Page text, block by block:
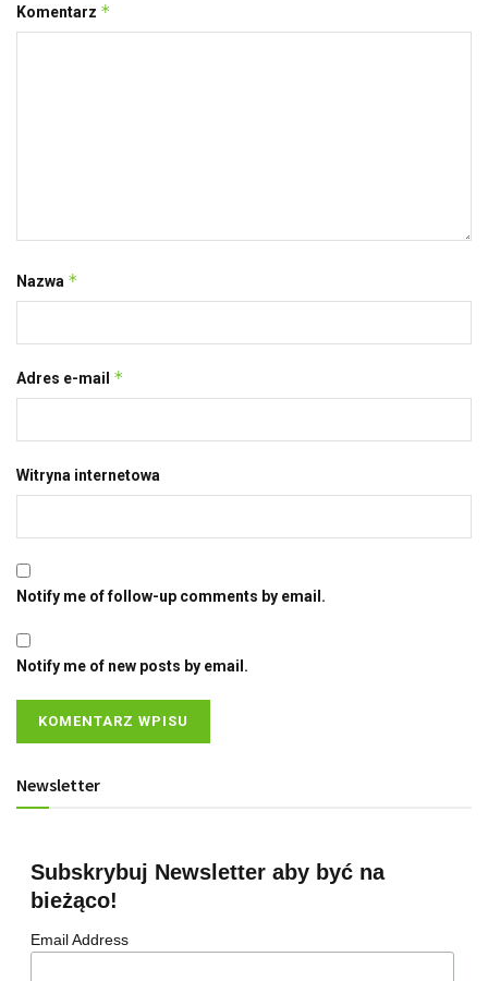
Komentarz *
Nazwa *
Adres e-mail *
Witryna internetowa
Notify me of follow-up comments by email.
Notify me of new posts by email.
Newsletter
Subskrybuj Newsletter aby być na
bieżąco!
Email Address